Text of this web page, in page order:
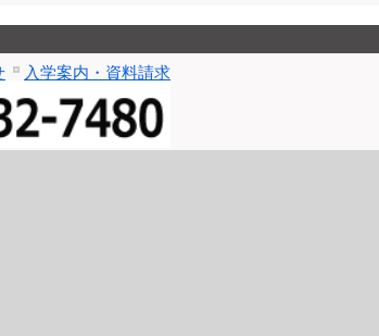
入学案内・資料請求